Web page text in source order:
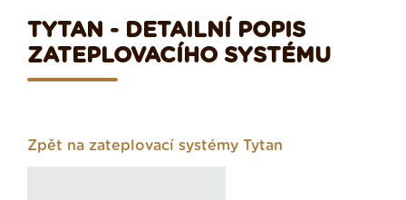
TYTAN - DETAILNÍ POPIS
ZATEPLOVACÍHO SYSTÉMU
Zpět na zateplovací systémy Tytan